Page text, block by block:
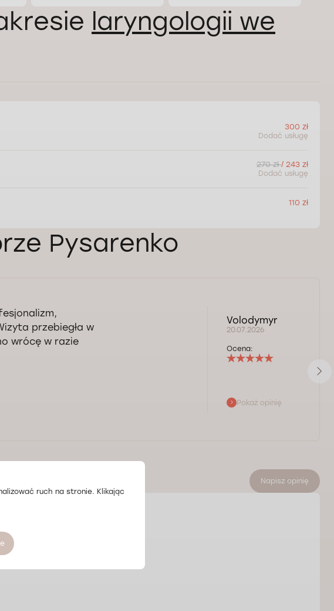
laryngologii we
300 zł
Dodać usługę
270 zł/ 243 zł
Dodać usługę
110 zł
Pysarenko
przebiegła w
wrócę w razie
Volodymyr
20.07.2026
Ocena:
Pokaż opinię
Napisz opinię
ruch na stronie. Klikając